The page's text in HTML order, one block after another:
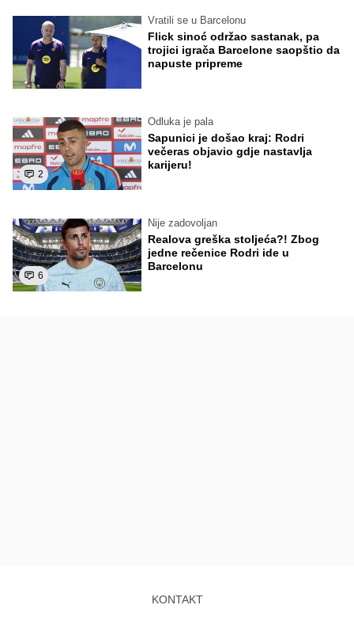
Vratili se u Barcelonu
Flick sinoć održao sastanak, pa
trojici igrača Barcelone saopštio da
napuste pripreme
2
Odluka je pala
Sapunici je došao kraj: Rodri
večeras objavio gdje nastavlja
karijeru!
6
Nije zadovoljan
Realova greška stoljeća?! Zbog
jedne rečenice Rodri ide u
Barcelonu
KONTAKT